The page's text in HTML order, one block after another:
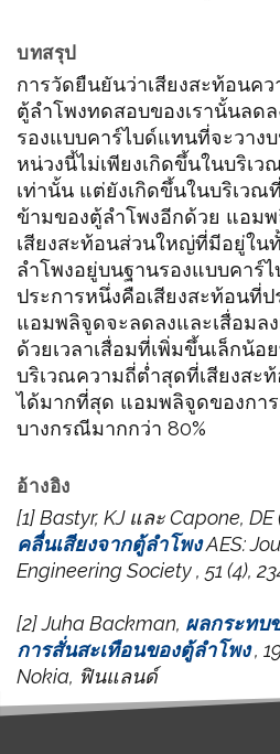
บทสรุป
การวัดยืนยันว่าเสียงสะท้อนค
ตู้ลำโพงทดสอบของเรานั้นลด
รองแบบคาร์ไบด์แทนที่จะวาง
หน่วงนี้ไม่เพียงเกิดขึ้นในบริเว
เท่านั้น แต่ยังเกิดขึ้นในบริเวณ
ข้ามของตู้ลำโพงอีกด้วย แอมพ
เสียงสะท้อนส่วนใหญ่ที่มีอยู่ใน
ลำโพงอยู่บนฐานรองแบบคาร์
ประการหนึ่งคือเสียงสะท้อนที่
แอมพลิจูดจะลดลงและเสื่อมล
ด้วยเวลาเสื่อมที่เพิ่มขึ้นเล็กน้อ
บริเวณความถี่ต่ำสุดที่เสียงสะ
ได้มากที่สุด แอมพลิจูดของกา
บางกรณีมากกว่า 80%
อ้างอิง
[1] Bastyr, KJ และ Capone, DE
คลื่นเสียงจากตู้ลำโพงAES:
Engineering Society, 51 (4),
[2] Juha Backman, ผลกระทบ
การสั่นสะเทือนของตู้ลำโพง,
Nokia, ฟินแลนด์